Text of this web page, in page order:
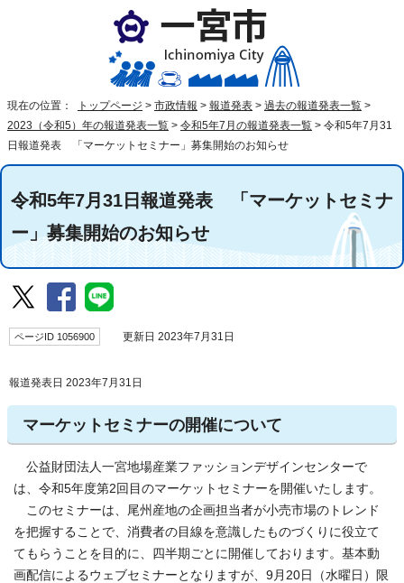
現在の位置： トップページ > 市政情報 > 報道発表 > 過去の報道発表一覧 >
2023（令和5）年の報道発表一覧 > 令和5年7月の報道発表一覧 > 令和5年7月31
日報道発表 「マーケットセミナー」募集開始のお知らせ
令和5年7月31日報道発表 「マーケットセミナ
ー」募集開始のお知らせ
ページID 1056900 更新日 2023年7月31日
報道発表日 2023年7月31日
マーケットセミナーの開催について
公益財団法人一宮地場産業ファッションデザインセンターで
は、令和5年度第2回目のマーケットセミナーを開催いたします。
このセミナーは、尾州産地の企画担当者が小売市場のトレンド
を把握することで、消費者の目線を意識したものづくりに役立て
てもらうことを目的に、四半期ごとに開催しております。基本動
画配信によるウェブセミナーとなりますが、9月20日（水曜日）限